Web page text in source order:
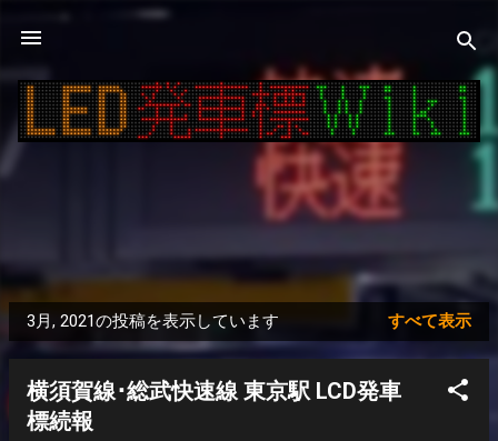
投
稿
3月, 2021の投稿を表示しています すべて表示
横須賀線･総武快速線 東京駅 LCD発車
標続報